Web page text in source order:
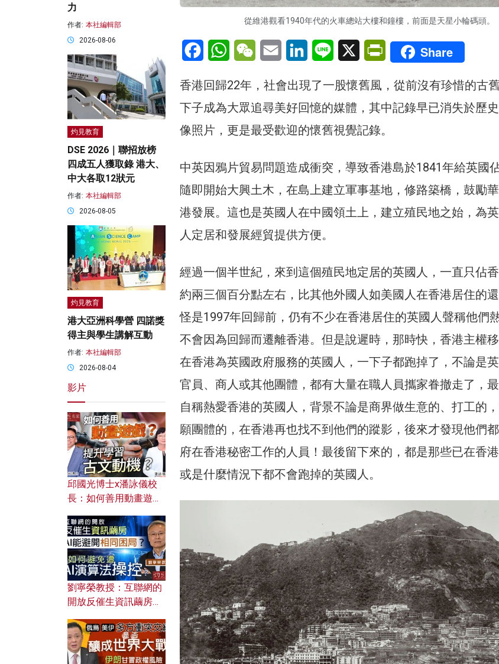
從維港觀看1940年代的火車總站大樓和鐘樓，前面是天星小輪碼頭。
FacebookWhatsAppWeChatEmail LinkedInLine X PrintFriendly
Share
香港回歸22年，社會出現了一股懷舊風，從前沒有珍惜的古
下子成為大眾追尋美好回憶的媒體，其中記錄早已消失於歷
像照片，更是最受歡迎的懷舊視覺記錄。
中英因鴉片貿易問題造成衝突，導致香港島於1841年給英國
隨即開始大興土木，在島上建立軍事基地，修路築橋，鼓勵
港發展。這也是英國人在中國領土上，建立殖民地之始，為
人定居和發展經貿提供方便。
經過一個半世紀，來到這個殖民地定居的英國人，一直只佔
約兩三個百分點左右，比其他外國人如美國人在香港居住的
怪是1997年回歸前，仍有不少在香港居住的英國人聲稱他們
不會因為回歸而遷離香港。但是說遲時，那時快，香港主權移
在香港為英國政府服務的英國人，一下子都跑掉了，不論是
官員、商人或其他團體，都有大量在職人員攜家眷撤走了，
自稱熱愛香港的英國人，背景不論是商界做生意的、打工的
願團體的，在香港再也找不到他們的蹤影，後來才發現他們
府在香港秘密工作的人員！最後留下來的，都是那些已在香港
或是什麼情況下都不會跑掉的英國人。
力
作者: 本社編輯部
2026-08-06
灼見教育
DSE 2026｜聯招放榜
四成五人獲取錄 港大、
中大各取12狀元
作者: 本社編輯部
2026-08-05
灼見教育
港大亞洲科學營 四諾獎
得主與學生講解互動
作者: 本社編輯部
2026-08-04
影片
邱國光博士x潘詠儀校
長：如何善用動畫遊戲
劉寧榮教授：互聯網的
開放反催生資訊繭房，
何避免遭AI演算法操
控？